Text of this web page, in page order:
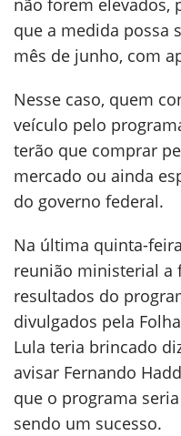
não forem elevados,
que a medida possa
mês de junho, com
Nesse caso, quem
veículo pelo
terão que comprar
mercado ou ainda
do governo federal.
Na última quinta-
reunião ministerial a
resultados do
divulgados pela
Lula teria brincado
avisar Fernando
que o programa
sendo um sucesso.